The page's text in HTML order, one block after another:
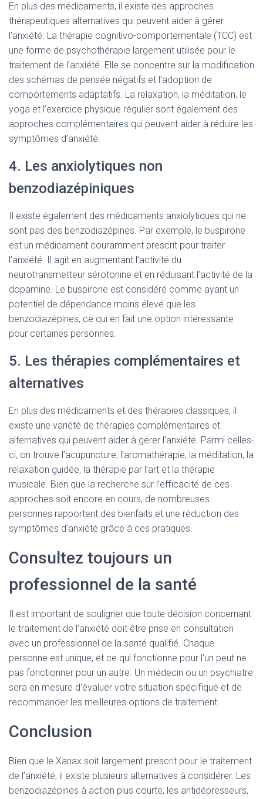
En plus des médicaments, il existe des approches
thérapeutiques alternatives qui peuvent aider à gérer
l’anxiété. La thérapie cognitivo-comportementale (TCC) est
une forme de psychothérapie largement utilisée pour le
traitement de l’anxiété. Elle se concentre sur la modification
des schémas de pensée négatifs et l’adoption de
comportements adaptatifs. La relaxation, la méditation, le
yoga et l’exercice physique régulier sont également des
approches complémentaires qui peuvent aider à réduire les
symptômes d’anxiété.
4. Les anxiolytiques non
benzodiazépiniques
Il existe également des médicaments anxiolytiques qui ne
sont pas des benzodiazépines. Par exemple, le buspirone
est un médicament couramment prescrit pour traiter
l’anxiété. Il agit en augmentant l’activité du
neurotransmetteur sérotonine et en réduisant l’activité de la
dopamine. Le buspirone est considéré comme ayant un
potentiel de dépendance moins élevé que les
benzodiazépines, ce qui en fait une option intéressante
pour certaines personnes.
5. Les thérapies complémentaires et
alternatives
En plus des médicaments et des thérapies classiques, il
existe une variété de thérapies complémentaires et
alternatives qui peuvent aider à gérer l’anxiété. Parmi celles-
ci, on trouve l’acupuncture, l’aromathérapie, la méditation, la
relaxation guidée, la thérapie par l’art et la thérapie
musicale. Bien que la recherche sur l’efficacité de ces
approches soit encore en cours, de nombreuses
personnes rapportent des bienfaits et une réduction des
symptômes d’anxiété grâce à ces pratiques.
Consultez toujours un
professionnel de la santé
Il est important de souligner que toute décision concernant
le traitement de l’anxiété doit être prise en consultation
avec un professionnel de la santé qualifié. Chaque
personne est unique, et ce qui fonctionne pour l’un peut ne
pas fonctionner pour un autre. Un médecin ou un psychiatre
sera en mesure d’évaluer votre situation spécifique et de
recommander les meilleures options de traitement.
Conclusion
Bien que le Xanax soit largement prescrit pour le traitement
de l’anxiété, il existe plusieurs alternatives à considérer. Les
benzodiazépines à action plus courte, les antidépresseurs,